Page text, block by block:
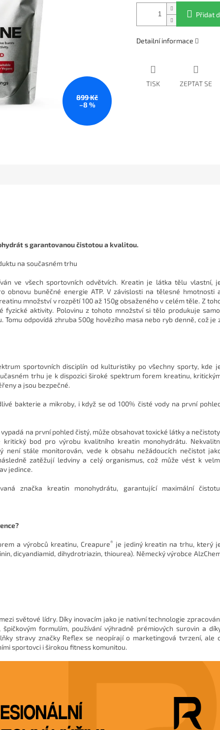
899 Kč
–8 %
Přidat
Detailní informace
TISK ZEPTAT SE
s garantovanou čistotou a kvalitou.
na současném trhu
ve všech sportovních odvětvích. Kreatin je látka tělu vlastní,
obnovu buněčné energie ATP. V závislosti na tělesné hmotnosti
množství v rozpětí 100 až 150g obsaženého v celém těle. Z
aktivity. Polovinu z tohoto množství si tělo produkuje
odpovídá zhruba 500g hovězího masa nebo ryb denně, což je
sportovních disciplín od kulturistiky po všechny sporty, kde
trhu je k dispozici široké spektrum forem kreatinu,
a jsou bezpečné.
bakterie a mikroby, i když se od 100% čisté vody na první
na první pohled čistý, může obsahovat toxické látky a
bod pro výrobu kvalitního kreatin monohydrátu.
není stále monitorován, vede k obsahu nežádoucích nečistot
zatěžují ledviny a celý organismus, což může vést k
jedince.
značka kreatin monohydrátu, garantující maximální
a výrobců kreatinu, Creapure®je jediný kreatin na trhu, který
dicyandiamid, dihydrotriazin, thiourea). Německý výrobce
světové lídry. Díky inovacím jako je nativní technologie
formulím, používání výhradně prémiových surovin a
stravy značky Reflex se neopírají o marketingová tvrzení, ale
sportovci i širokou fitness komunitou.